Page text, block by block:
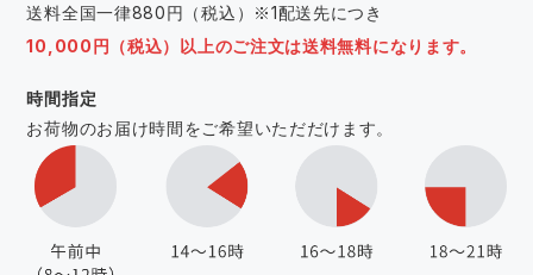
送料全国一律880円（税込）※1配送先につき
10,000円（税込）以上のご注文は送料無料になります。
時間指定
お荷物のお届け時間をご希望いただだけます。